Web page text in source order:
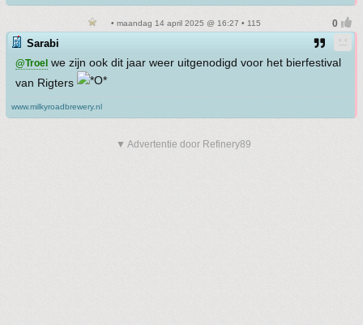
• maandag 14 april 2025 @ 16:27 • 115
Sarabi
@Troel we zijn ook dit jaar weer uitgenodigd voor het bierfestival
van Rigters
www.milkyroadbrewery.nl
▼ Advertentie door Refinery89